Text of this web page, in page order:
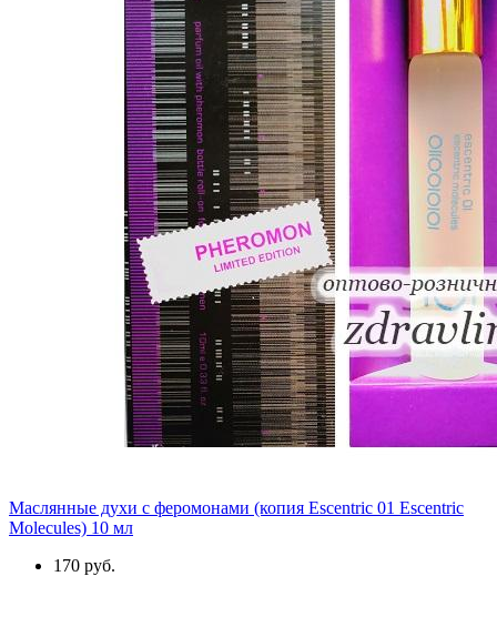
Маслянные духи с феромонами (копия Escentric 01 Escentric
Molecules) 10 мл
170 руб.